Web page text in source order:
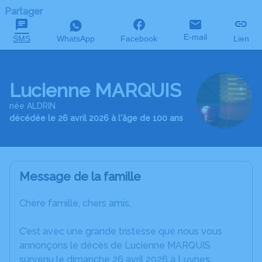
Partager
SMS WhatsApp Facebook E-mail Lien
Lucienne MARQUIS
née ALDRIN
décédée le 26 avril 2026 à l'âge de 100 ans
Message de la famille
Chère famille, chers amis,
C’est avec une grande tristesse que nous vous
annonçons le décès de Lucienne MARQUIS
survenu le dimanche 26 avril 2026 à Luynes.